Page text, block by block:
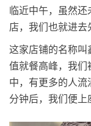
临近中午，虽然
店，我们也就进去
这家店铺的名称
值就餐高峰，我们
中，有更多的人
分钟后，我们便上